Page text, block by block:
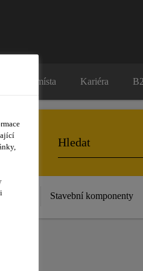
Prodejní místa Kariéra
Stavební komponenty